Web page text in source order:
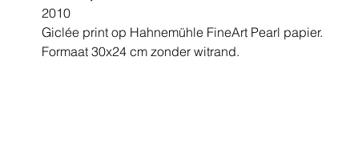
2010
Giclée print op Hahnemühle FineArt Pearl papier.
Formaat 30x24 cm zonder witrand.